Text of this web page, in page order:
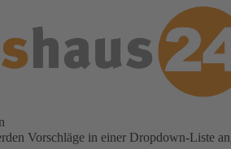
Vorschläge in einer Dropdown-Liste